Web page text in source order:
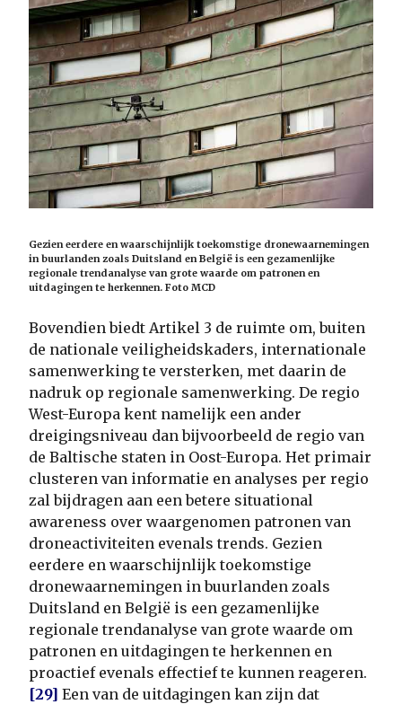
Gezien eerdere en waarschijnlijk toekomstige dronewaarnemingen
in buurlanden zoals Duitsland en België is een gezamenlijke
regionale trendanalyse van grote waarde om patronen en
uitdagingen te herkennen. Foto MCD
Bovendien biedt Artikel 3 de ruimte om, buiten
de nationale veiligheidskaders, internationale
samenwerking te versterken, met daarin de
nadruk op regionale samenwerking. De regio
West-Europa kent namelijk een ander
dreigingsniveau dan bijvoorbeeld de regio van
de Baltische staten in Oost-Europa. Het primair
clusteren van informatie en analyses per regio
zal bijdragen aan een betere situational
awareness over waargenomen patronen van
droneactiviteiten evenals trends. Gezien
eerdere en waarschijnlijk toekomstige
dronewaarnemingen in buurlanden zoals
Duitsland en België is een gezamenlijke
regionale trendanalyse van grote waarde om
patronen en uitdagingen te herkennen en
proactief evenals effectief te kunnen reageren.
[29] Een van de uitdagingen kan zijn dat